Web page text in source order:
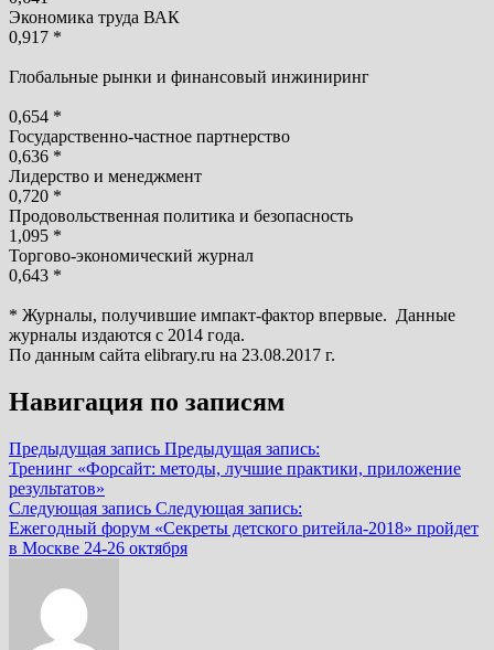
Экономика труда ВАК
0,917 *
Глобальные рынки и финансовый инжиниринг
0,654 *
Государственно-частное партнерство
0,636 *
Лидерство и менеджмент
0,720 *
Продовольственная политика и безопасность
1,095 *
Торгово-экономический журнал
0,643 *
* Журналы, получившие импакт-фактор впервые. Данные
журналы издаются с 2014 года.
По данным сайта elibrary.ru на 23.08.2017 г.
Навигация по записям
Предыдущая запись Предыдущая запись:
Тренинг «Форсайт: методы, лучшие практики, приложение
результатов»
Следующая запись Следующая запись:
Ежегодный форум «Секреты детского ритейла-2018» пройдет
в Москве 24-26 октября